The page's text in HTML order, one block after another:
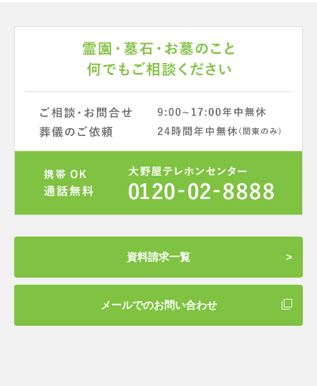
2026年2月 9日酒々井霊園トピックス
資料請求一覧
メールでのお問い合わせ